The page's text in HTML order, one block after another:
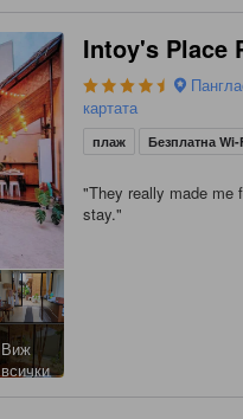
Виж
всички
Intoy's Place
картата
плаж Безплатна
"They really made me
stay."